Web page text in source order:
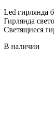
Led гирлянда
Гирлянда
Светящиеся
В наличии